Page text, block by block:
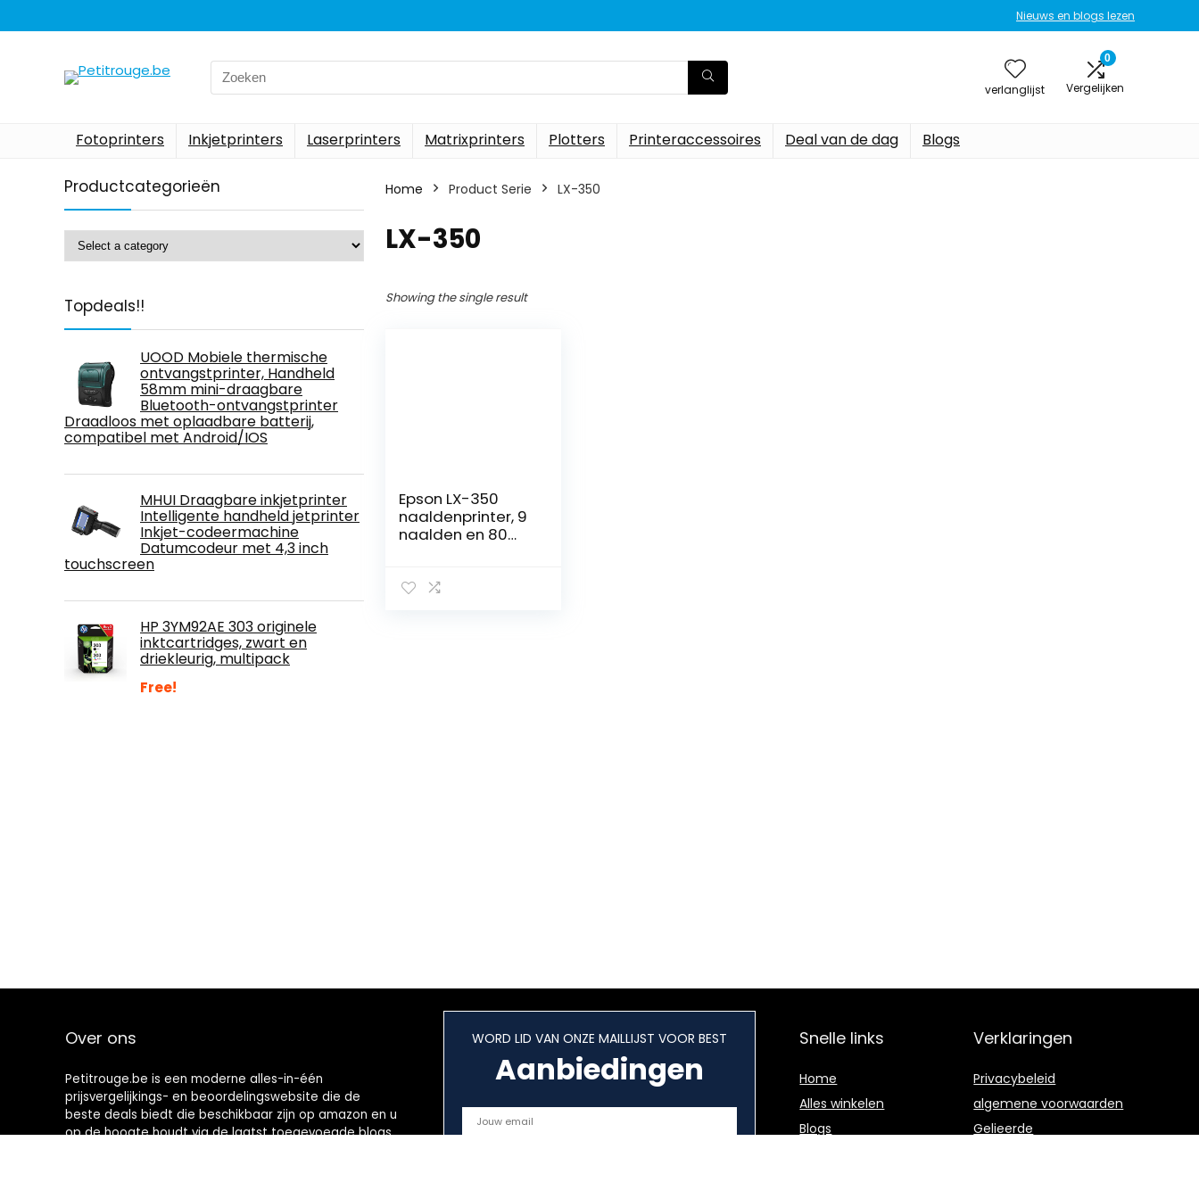
Nieuws en blogs lezen
Search
for:
verlanglijst
0
Vergelijken
Fotoprinters Inkjetprinters Laserprinters Matrixprinters Plotters Printeraccessoires Deal van de dag Blogs
Productcategorieën
Topdeals!!
UOOD Mobiele thermische
ontvangstprinter, Handheld
58mm mini-draagbare
Bluetooth-ontvangstprinter
Draadloos met oplaadbare batterij,
compatibel met Android/IOS
MHUI Draagbare inkjetprinter
Intelligente handheld jetprinter
Inkjet-codeermachine
Datumcodeur met 4,3 inch
touchscreen
HP 3YM92AE 303 originele
inktcartridges, zwart en
driekleurig, multipack
Free!
Home Product Serie ‎LX-350
‎LX-350
Showing the single result
Epson LX-350
naaldenprinter, 9
naalden en 80
Over ons
Petitrouge.be is een moderne alles-in-één
prijsvergelijkings- en beoordelingswebsite die de
beste deals biedt die beschikbaar zijn op amazon en u
op de hoogte houdt via de laatst toegevoegde blogs.
WORD LID VAN ONZE MAILLIJST VOOR BEST
Aanbiedingen
Snelle links
Home
Alles winkelen
Blogs
Verklaringen
Privacybeleid
algemene voorwaarden
Gelieerde